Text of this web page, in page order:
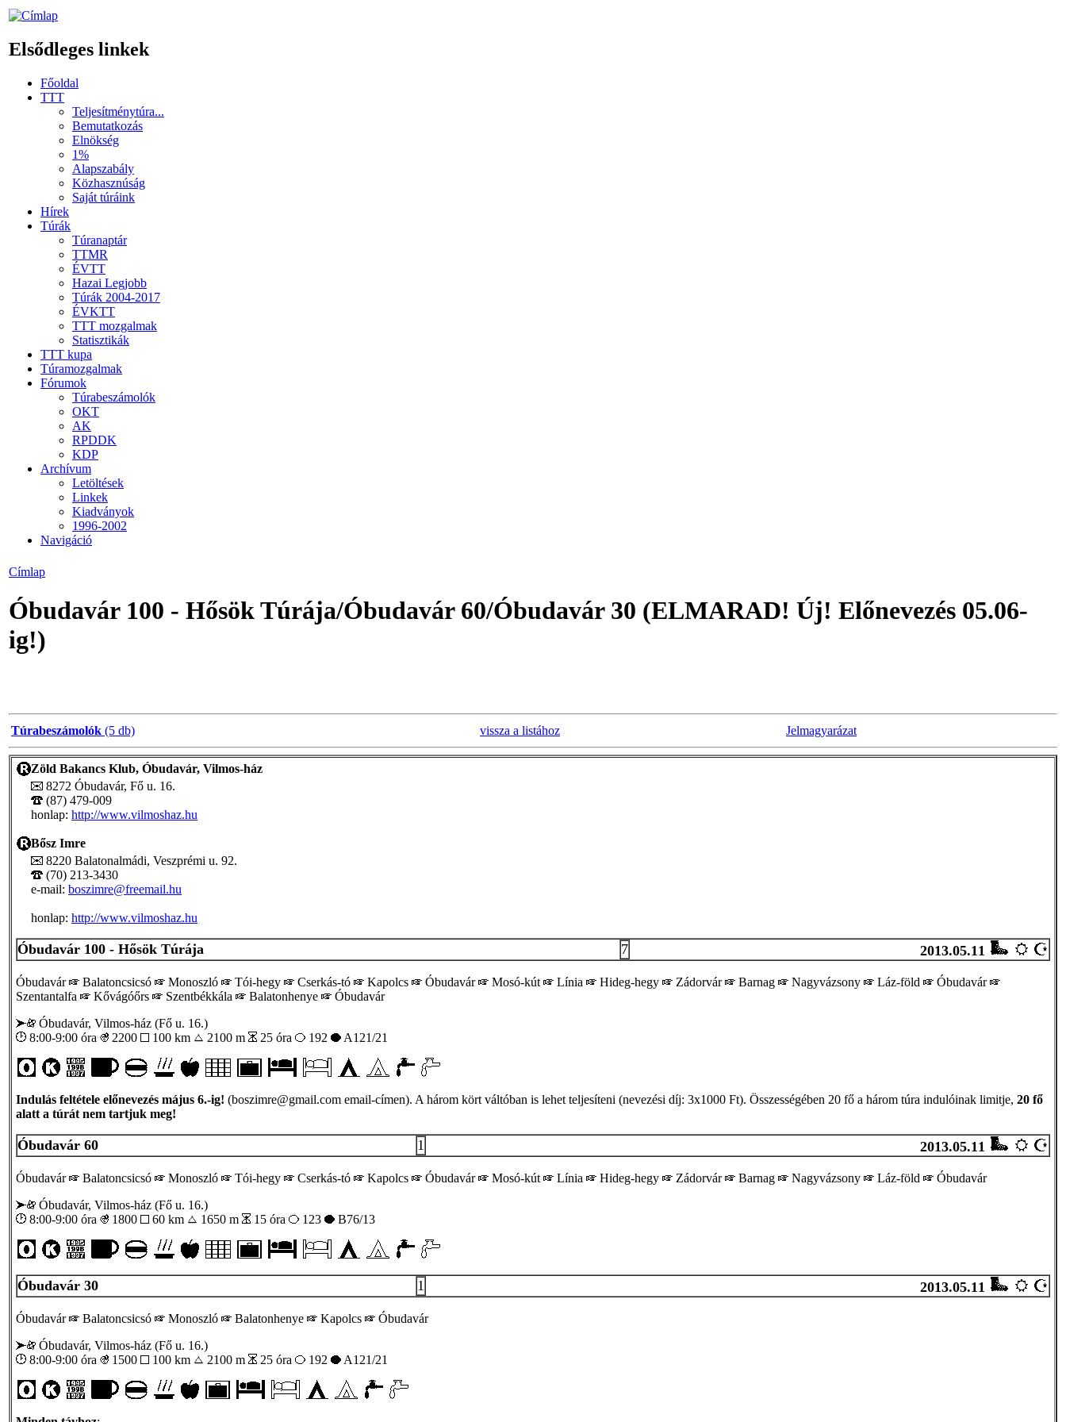
Elsődleges linkek
Főoldal
TTT
Teljesítménytúra...
Bemutatkozás
Elnökség
1%
Alapszabály
Közhasznúság
Saját túráink
Hírek
Túrák
Túranaptár
TTMR
ÉVTT
Hazai Legjobb
Túrák 2004-2017
ÉVKTT
TTT mozgalmak
Statisztikák
TTT kupa
Túramozgalmak
Fórumok
Túrabeszámolók
OKT
AK
RPDDK
KDP
Archívum
Letöltések
Linkek
Kiadványok
1996-2002
Navigáció
Címlap
Óbudavár 100 - Hősök Túrája/Óbudavár 60/Óbudavár 30 (ELMARAD! Új! Előnevezés 05.06-
ig!)
Túrabeszámolók (5 db) vissza a listához Jelmagyarázat
Zöld Bakancs Klub, Óbudavár, Vilmos-ház
8272 Óbudavár, Fő u. 16.
(87) 479-009
honlap: http://www.vilmoshaz.hu
Bősz Imre
8220 Balatonalmádi, Veszprémi u. 92.
(70) 213-3430
e-mail: boszimre@freemail.hu
honlap: http://www.vilmoshaz.hu
Óbudavár 100 - Hősök Túrája 7 2013.05.11
Óbudavár Balatoncsicsó Monoszló Tói-hegy Cserkás-tó Kapolcs Óbudavár Mosó-kút Línia Hideg-hegy Zádorvár Barnag Nagyvázsony Láz-föld
Óbudavár
Szentantalfa
Kővágóőrs Szentbékkála Balatonhenye
Óbudavár
Óbudavár, Vilmos-ház (Fő u. 16.)
8:00-9:00 óra
2200 100 km 2100 m 25 óra 192 A121/21
Indulás feltétele előnevezés május 6.-ig! (boszimre@gmail.com email-címen). A három kört váltóban is lehet teljesíteni (nevezési díj: 3x1000 Ft). Összességében 20 fő a három túra indulóinak limitje, 20 fő
alatt a túrát nem tartjuk meg!
Óbudavár 60 1 2013.05.11
Óbudavár Balatoncsicsó Monoszló Tói-hegy Cserkás-tó Kapolcs Óbudavár Mosó-kút Línia Hideg-hegy Zádorvár Barnag Nagyvázsony Láz-föld
Óbudavár
Óbudavár, Vilmos-ház (Fő u. 16.)
8:00-9:00 óra
1800 60 km 1650 m 15 óra 123 B76/13
Óbudavár 30 1 2013.05.11
Óbudavár Balatoncsicsó Monoszló Balatonhenye Kapolcs
Óbudavár
Óbudavár, Vilmos-ház (Fő u. 16.)
8:00-9:00 óra
1500 100 km 2100 m 25 óra 192 A121/21